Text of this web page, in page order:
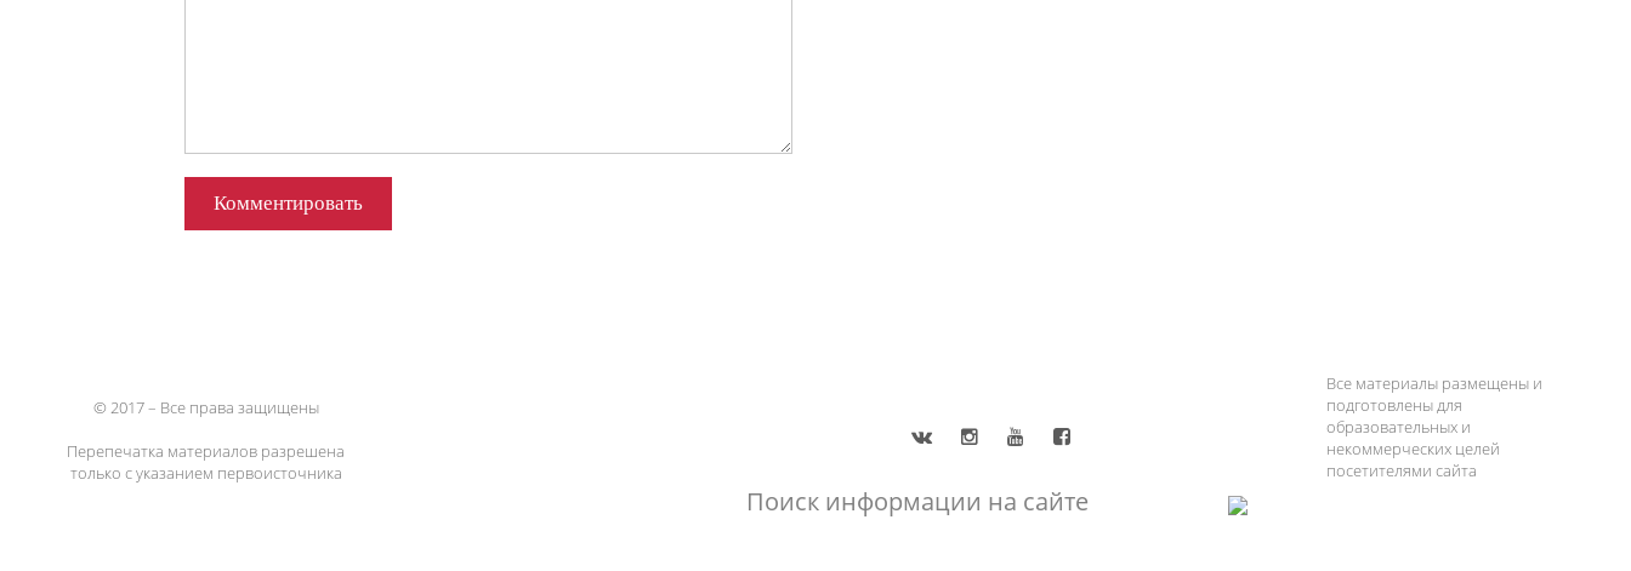
© 2017 – Все права защищены
Перепечатка материалов разрешена
только с указанием первоисточника
Все материалы размещены и
подготовлены для
образовательных и
некоммерческих целей
посетителями сайта